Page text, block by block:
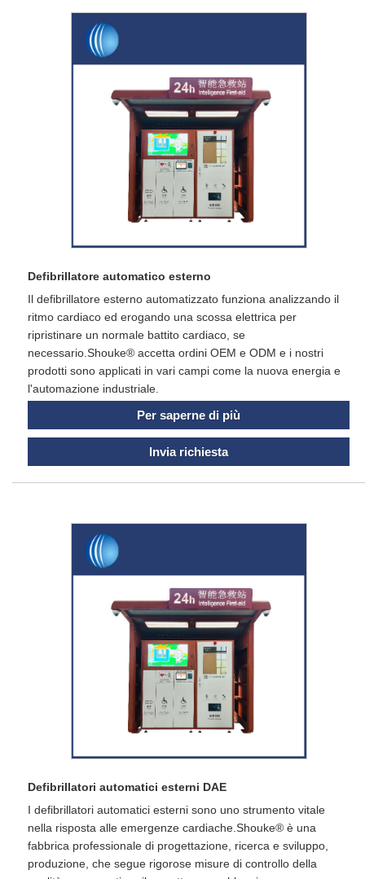
Defibrillatore automatico esterno
Il defibrillatore esterno automatizzato funziona analizzando il
ritmo cardiaco ed erogando una scossa elettrica per
ripristinare un normale battito cardiaco, se
necessario.Shouke® accetta ordini OEM e ODM e i nostri
prodotti sono applicati in vari campi come la nuova energia e
l'automazione industriale.
Per saperne di più
Invia richiesta
Defibrillatori automatici esterni DAE
I defibrillatori automatici esterni sono uno strumento vitale
nella risposta alle emergenze cardiache.Shouke® è una
fabbrica professionale di progettazione, ricerca e sviluppo,
produzione, che segue rigorose misure di controllo della